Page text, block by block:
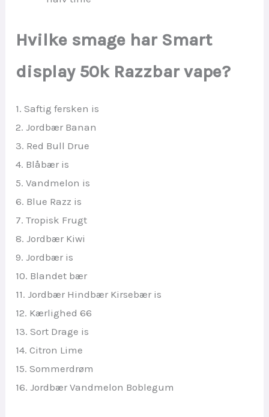
Hvilke smage har Smart
display 50k Razzbar vape?
1. Saftig fersken is
2. Jordbær Banan
3. Red Bull Drue
4. Blåbær is
5. Vandmelon is
6. Blue Razz is
7. Tropisk Frugt
8. Jordbær Kiwi
9. Jordbær is
10. Blandet bær
11. Jordbær Hindbær Kirsebær is
12. Kærlighed 66
13. Sort Drage is
14. Citron Lime
15. Sommerdrøm
16. Jordbær Vandmelon Boblegum